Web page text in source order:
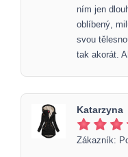
ním jen
oblíbený,
svou
tak akorát.
Katarzyna
Zákazník: